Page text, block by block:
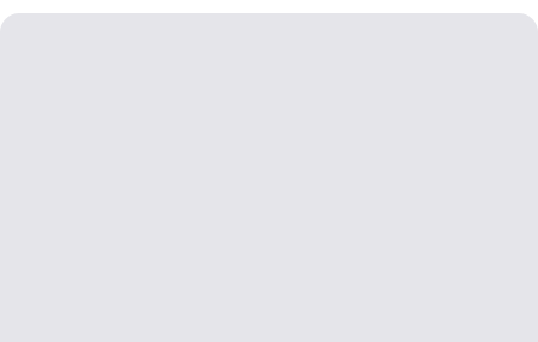
Densidad)